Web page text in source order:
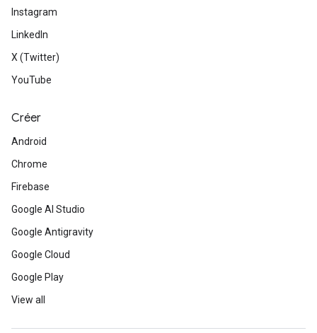
Instagram
LinkedIn
X (Twitter)
YouTube
Créer
Android
Chrome
Firebase
Google AI Studio
Google Antigravity
Google Cloud
Google Play
View all